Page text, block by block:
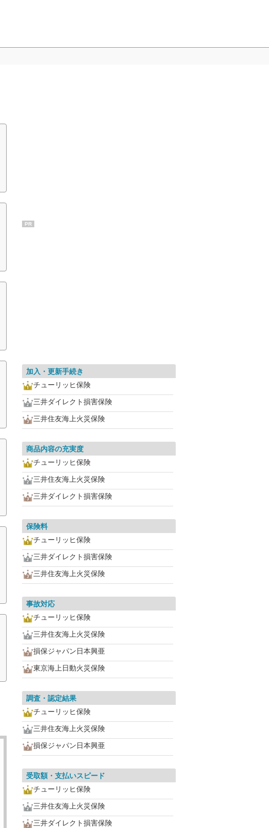
PR
加入・更新手続き
チューリッヒ保険
三井ダイレクト損害保険
三井住友海上火災保険
商品内容の充実度
チューリッヒ保険
三井住友海上火災保険
三井ダイレクト損害保険
保険料
チューリッヒ保険
三井ダイレクト損害保険
三井住友海上火災保険
事故対応
チューリッヒ保険
三井住友海上火災保険
損保ジャパン日本興亜
東京海上日動火災保険
調査・認定結果
チューリッヒ保険
三井住友海上火災保険
損保ジャパン日本興亜
受取額・支払いスピード
チューリッヒ保険
三井住友海上火災保険
三井ダイレクト損害保険